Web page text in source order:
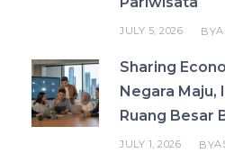
JULY 5, 2026 BY
Sharing
Negara Maju,
Ruang Besar
JULY 1, 2026 BY